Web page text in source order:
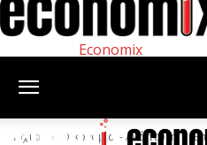
Economix
Αρχική Οικονομία – Ανάπτυξη